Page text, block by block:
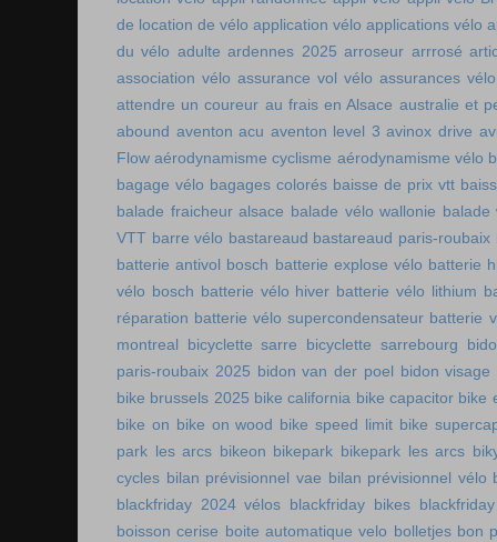
de location de vélo application vélo applications vélo
du vélo adulte ardennes 2025 arroseur arrrosé
association vélo assurance vol vélo assurances vélo
attendre un coureur au frais en Alsace australie et
abound aventon acu aventon level 3 avinox drive
Flow aérodynamisme cyclisme aérodynamisme vélo
bagage vélo bagages colorés baisse de prix vtt
balade fraicheur alsace balade vélo wallonie balade
VTT barre vélo bastareaud bastareaud paris-roubaix
batterie antivol bosch batterie explose vélo batterie
vélo bosch batterie vélo hiver batterie vélo lithium
réparation batterie vélo supercondensateur batterie
montreal
bicyclette sarre bicyclette sarrebourg
paris-roubaix 2025 bidon van der poel bidon visage
bike brussels 2025 bike california bike capacitor bike
bike on bike on wood bike speed limit bike
park les arcs bikeon bikepark bikepark les arcs
cycles bilan prévisionnel vae bilan prévisionnel vélo
blackfriday 2024 vélos blackfriday bikes
boisson cerise boite automatique velo bolletjes bon